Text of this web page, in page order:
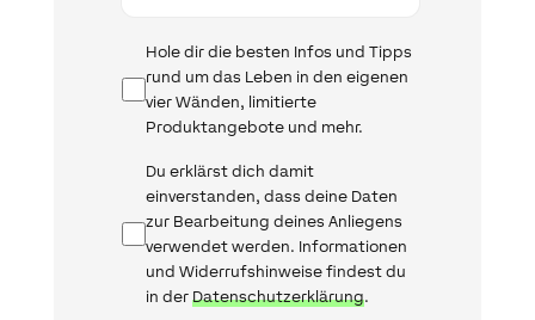
Infomail
Hole dir die besten Infos und Tipps
rund um das Leben in den eigenen
vier Wänden, limitierte
Produktangebote und mehr.
Datenschutz
Du erklärst dich damit
einverstanden, dass deine Daten
zur Bearbeitung deines Anliegens
verwendet werden. Informationen
und Widerrufshinweise findest du
in der Datenschutzerklärung.